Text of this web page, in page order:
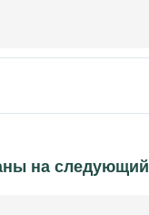
на следующий